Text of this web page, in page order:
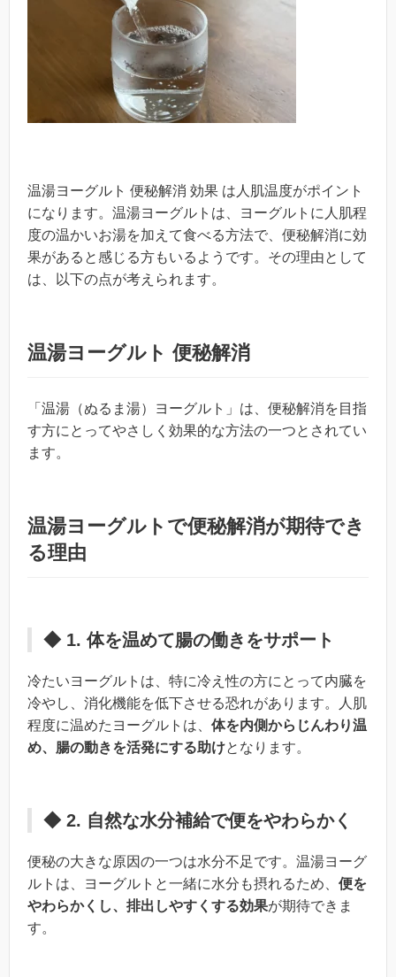
温湯ヨーグルト 便秘解消 効果 は人肌温度がポイント
になります。温湯ヨーグルトは、ヨーグルトに人肌程
度の温かいお湯を加えて食べる方法で、便秘解消に効
果があると感じる方もいるようです。その理由として
は、以下の点が考えられます。
温湯ヨーグルト 便秘解消
「温湯（ぬるま湯）ヨーグルト」は、便秘解消を目指
す方にとってやさしく効果的な方法の一つとされてい
ます。
温湯ヨーグルトで便秘解消が期待でき
る理由
◆ 1. 体を温めて腸の働きをサポート
冷たいヨーグルトは、特に冷え性の方にとって内臓を
冷やし、消化機能を低下させる恐れがあります。人肌
程度に温めたヨーグルトは、 体を内側からじんわり温
め、腸の動きを活発にする助けとなります。
◆ 2. 自然な水分補給で便をやわらかく
便秘の大きな原因の一つは水分不足です。温湯ヨーグ
ルトは、ヨーグルトと一緒に水分も摂れるため、 便を
やわらかくし、排出しやすくする効果が期待できま
す。